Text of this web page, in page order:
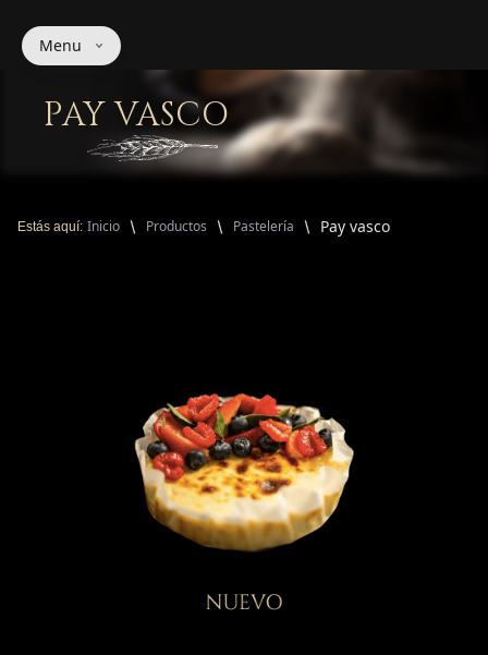
Menu
PAY VASCO
Estás aquí: Inicio Productos Pastelería Pay vasco